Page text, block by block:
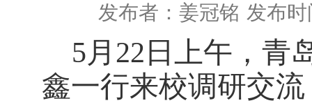
发布者：姜冠铭 发布
5月 22 日 上午 ， 青
鑫一行来校调研交